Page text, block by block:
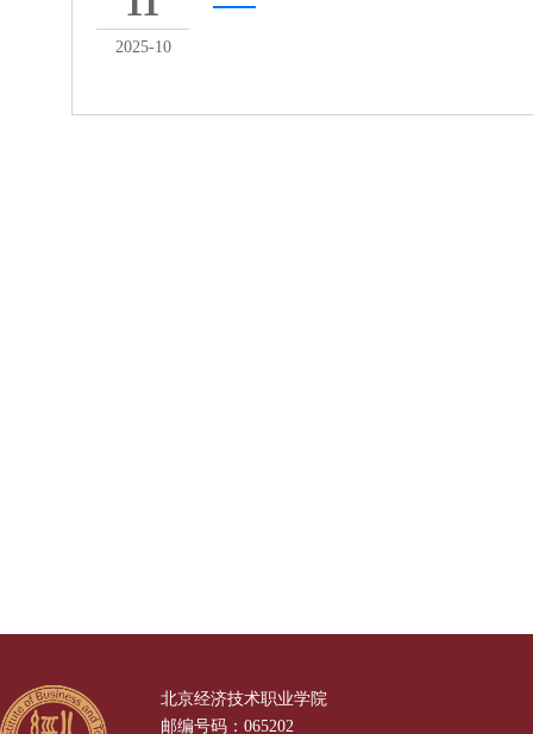
2025-10
北京经济技术职业学院
邮编号码：065202